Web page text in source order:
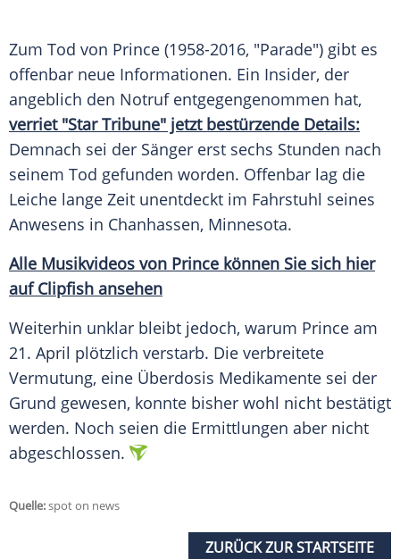
Zum Tod von Prince (1958-2016, "Parade") gibt es
offenbar neue Informationen. Ein Insider, der
angeblich den Notruf entgegengenommen hat,
verriet "Star Tribune" jetzt bestürzende Details:
Demnach sei der Sänger erst sechs Stunden nach
seinem Tod gefunden worden. Offenbar lag die
Leiche lange Zeit unentdeckt im Fahrstuhl seines
Anwesens in Chanhassen, Minnesota.
Alle Musikvideos von Prince können Sie sich hier
auf Clipfish ansehen
Weiterhin unklar bleibt jedoch, warum Prince am
21. April plötzlich verstarb. Die verbreitete
Vermutung, eine Überdosis Medikamente sei der
Grund gewesen, konnte bisher wohl nicht bestätigt
werden. Noch seien die Ermittlungen aber nicht
abgeschlossen.
Quelle:spot on news
ZURÜCK ZUR STARTSEITE